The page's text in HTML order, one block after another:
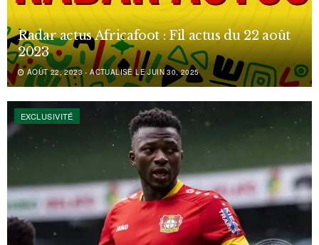
Radar actus Africafoot : Fil actus du 22 août
2023
AOÛT 22, 2023 - ACTUALISÉ LE JUIN 30, 2025
EXCLUSIVITÉ